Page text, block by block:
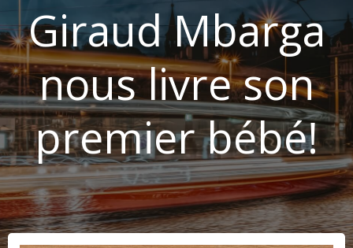
Giraud Mbarga
nous livre son
premier bébé!